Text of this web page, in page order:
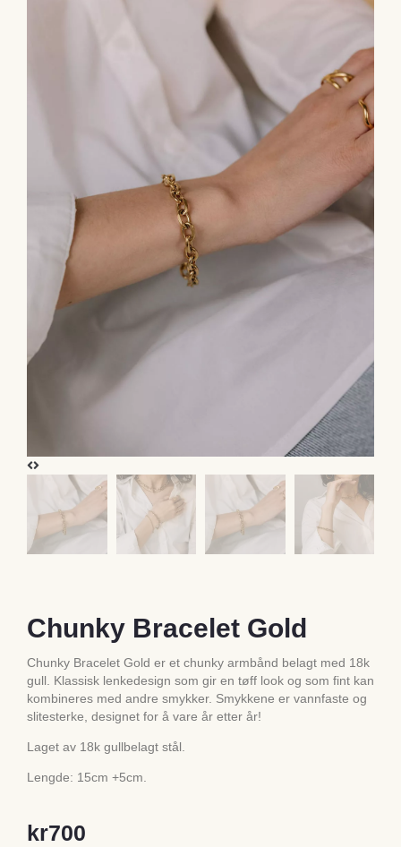
Chunky Bracelet Gold
Chunky Bracelet Gold er et chunky armbånd belagt med 18k
gull. Klassisk lenkedesign som gir en tøff look og som fint kan
kombineres med andre smykker. Smykkene er vannfaste og
slitesterke, designet for å vare år etter år!
Laget av 18k gullbelagt stål.
Lengde: 15cm +5cm.
kr700